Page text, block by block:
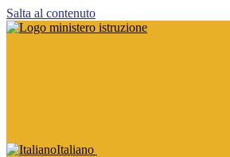
Salta al contenuto
Italiano